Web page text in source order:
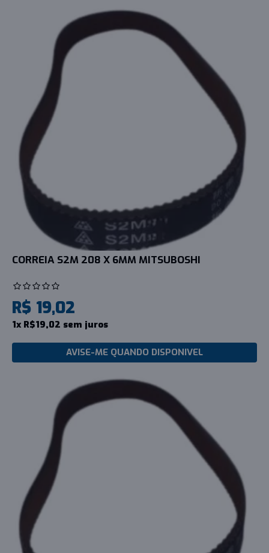
CORREIA S2M 208 X 6MM MITSUBOSHI
R$ 19,02
1x R$19,02 sem juros
AVISE-ME QUANDO DISPONIVEL